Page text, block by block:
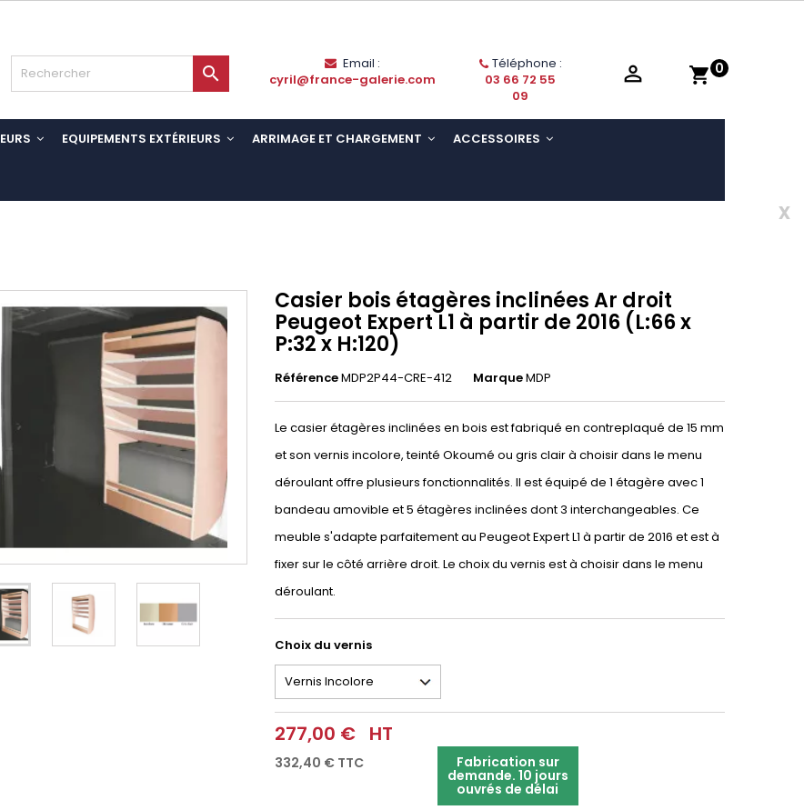
shopping_cart 0

Email :
cyril@france-galerie.com
Téléphone :
03 66 72 55
09

EQUIPEMENTS EXTÉRIEURS ARRIMAGE ET CHARGEMENT ACCESSOIRES
x
Casier bois étagères inclinées Ar droit
Peugeot Expert L1 à partir de 2016 (L:66 x
P:32 x H:120)
RéférenceMDP2P44-CRE-412 MarqueMDP
Le casier étagères inclinées en bois est fabriqué en contreplaqué de 15 mm
et son vernis incolore, teinté Okoumé ou gris clair à choisir dans le menu
déroulant offre plusieurs fonctionnalités. Il est équipé de 1 étagère avec 1
bandeau amovible et 5 étagères inclinées dont 3 interchangeables. Ce
meuble s'adapte parfaitement au Peugeot Expert L1 à partir de 2016 et est à
fixer sur le côté arrière droit. Le choix du vernis est à choisir dans le menu
déroulant.
Choix du vernis
277,00 € HT
332,40 € TTC Fabrication sur
demande. 10 jours
ouvrés de délai